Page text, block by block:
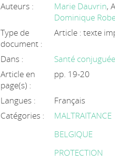
Auteurs : Marie Dauvrin,
Dominique
Type de
document :
Article : texte
Dans :
Santé
Article en
page(s) :
pp. 19-20
Langues :
Français
Catégories :
MALTRAITANCE
BELGIQUE
PROTECTION